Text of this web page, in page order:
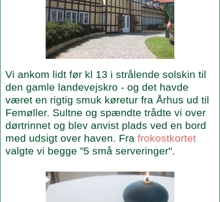
Vi ankom lidt før kl 13 i strålende solskin til
den gamle landevejskro - og det havde
været en rigtig smuk køretur fra Århus ud til
Femøller. Sultne og spændte trådte vi over
dørtrinnet og blev anvist plads ved en bord
med udsigt over haven. Fra frokostkortet
valgte vi begge "5 små serveringer".